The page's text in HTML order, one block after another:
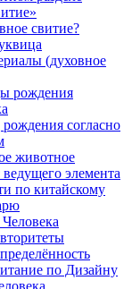
свитие?
(духовное
рождения
согласно
животное
ведущего элемента
по китайскому
по Дизайну